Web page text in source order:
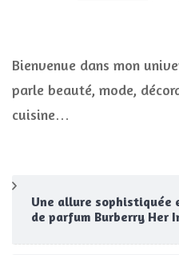
Bienvenue dans mon
parle beauté, mode,
cuisine…
Une allure sophistiquée
de parfum Burberry Her